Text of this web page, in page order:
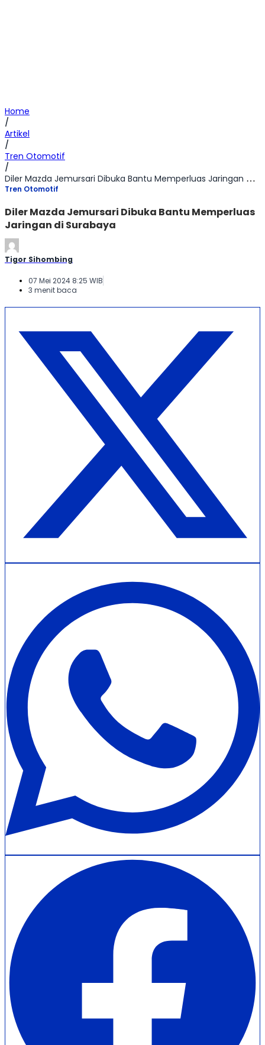
Home
/
Artikel
/
Tren Otomotif
/
Diler Mazda Jemursari Dibuka Bantu Memperluas Jaringan di Surabaya
Tren Otomotif
Diler Mazda Jemursari Dibuka Bantu Memperluas
Jaringan di Surabaya
Tigor Sihombing
07 Mei 2024 8:25 WIB
3 menit baca